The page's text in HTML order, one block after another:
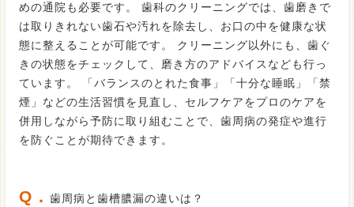
めの通院も必要です。 歯科のクリーニングでは、歯磨きで
は取りきれない歯石や汚れを除去し、お口の中を健康な状
態に整えることが可能です。 クリーニング以外にも、歯ぐ
きの状態をチェックして、磨き方のアドバイスなども行っ
ています。 「バランスのとれた食事」「十分な睡眠」「禁
煙」などの生活習慣を見直し、セルフケアをプロのケアを
併用しながら予防に取り組むことで、歯周病の発症や進行
を防ぐことが期待できます。
Q．歯周病と歯槽膿漏の違いは？